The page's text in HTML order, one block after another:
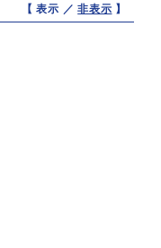
【 表示 ／非表示 】